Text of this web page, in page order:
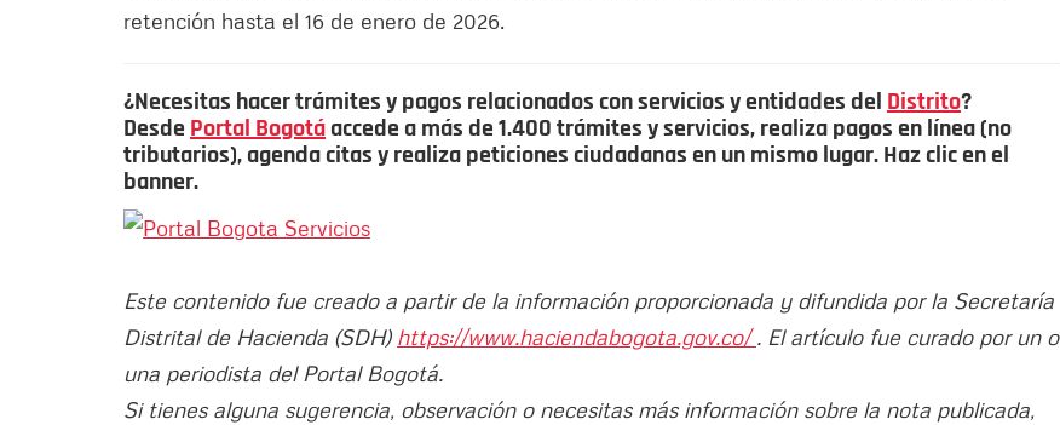
retención hasta el 16 de enero de 2026.
¿Necesitas hacer trámites y pagos relacionados con servicios y entidades del Distrito?
Desde Portal Bogotáaccede a más de 1.400 trámites y servicios, realiza pagos en línea (no
tributarios), agenda citas y realiza peticiones ciudadanas en un mismo lugar. Haz clic en el
banner.
Este contenido fue creado a partir de la información proporcionada y difundida por la Secretaría
Distrital de Hacienda (SDH) https://www.haciendabogota.gov.co/. El artículo fue curado por un o
una periodista del Portal Bogotá.
Si tienes alguna sugerencia, observación o necesitas más información sobre la nota publicada,